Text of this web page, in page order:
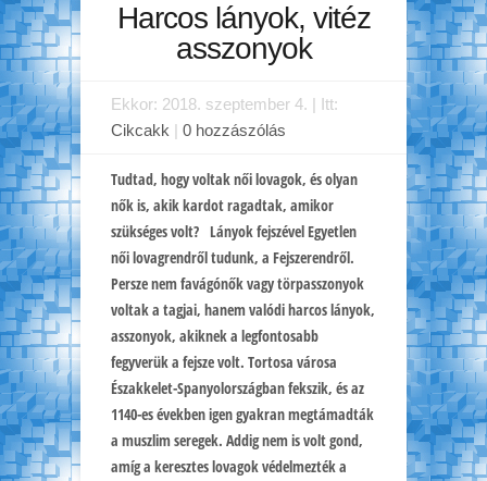
Harcos lányok, vitéz
asszonyok
Ekkor: 2018. szeptember 4. | Itt:
Cikcakk | 0 hozzászólás
Tudtad, hogy voltak női lovagok, és olyan
nők is, akik kardot ragadtak, amikor
szükséges volt? Lányok fejszével Egyetlen
női lovagrendről tudunk, a Fejszerendről.
Persze nem favágónők vagy törpasszonyok
voltak a tagjai, hanem valódi harcos lányok,
asszonyok, akiknek a legfontosabb
fegyverük a fejsze volt. Tortosa városa
Északkelet-Spanyolországban fekszik, és az
1140-es években igen gyakran megtámadták
a muszlim seregek. Addig nem is volt gond,
amíg a keresztes lovagok védelmezték a